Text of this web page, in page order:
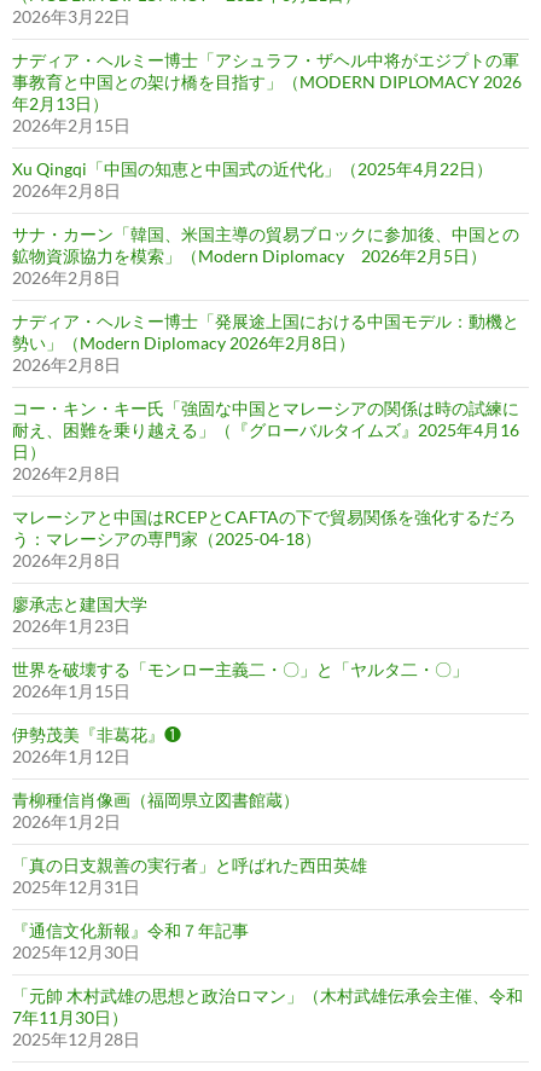
2026年3月22日
ナディア・ヘルミー博士「アシュラフ・ザヘル中将がエジプトの軍
事教育と中国との架け橋を目指す」（MODERN DIPLOMACY 2026
年2月13日）
2026年2月15日
Xu Qingqi「中国の知恵と中国式の近代化」（2025年4月22日）
2026年2月8日
サナ・カーン「韓国、米国主導の貿易ブロックに参加後、中国との
鉱物資源協力を模索」（Modern Diplomacy 2026年2月5日）
2026年2月8日
ナディア・ヘルミー博士「発展途上国における中国モデル：動機と
勢い」（Modern Diplomacy 2026年2月8日）
2026年2月8日
コー・キン・キー氏「強固な中国とマレーシアの関係は時の試練に
耐え、困難を乗り越える」（『グローバルタイムズ』2025年4月16
日）
2026年2月8日
マレーシアと中国はRCEPとCAFTAの下で貿易関係を強化するだろ
う：マレーシアの専門家（2025-04-18）
2026年2月8日
廖承志と建国大学
2026年1月23日
世界を破壊する「モンロー主義二・〇」と「ヤルタ二・〇」
2026年1月15日
伊勢茂美『非葛花』❶
2026年1月12日
青柳種信肖像画（福岡県立図書館蔵）
2026年1月2日
「真の日支親善の実行者」と呼ばれた西田英雄
2025年12月31日
『通信文化新報』令和７年記事
2025年12月30日
「元帥 木村武雄の思想と政治ロマン」（木村武雄伝承会主催、令和
7年11月30日）
2025年12月28日